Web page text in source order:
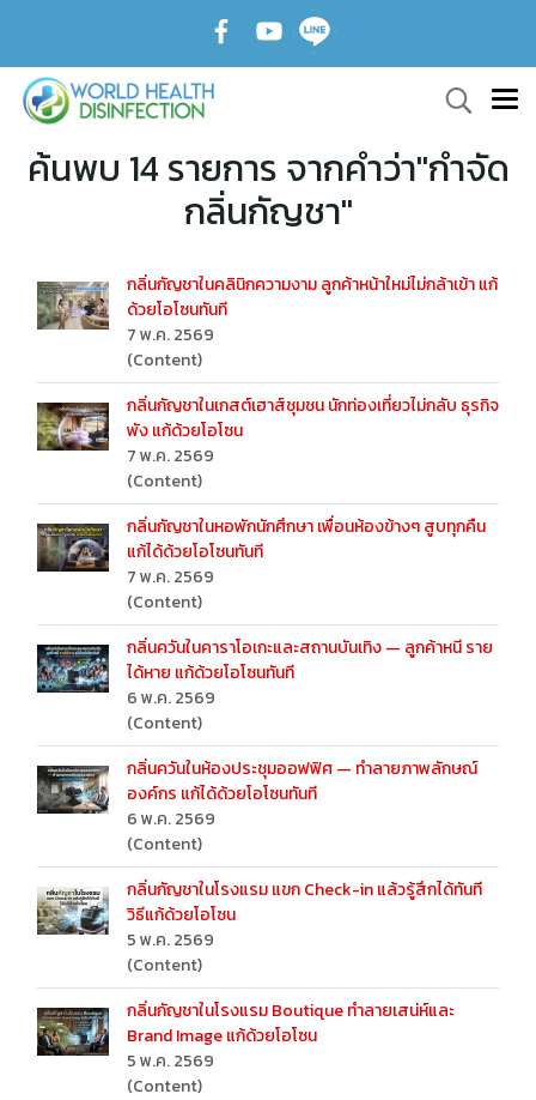
ค้นพบ 14 รายการ จากคำว่า"กำจัด
กลิ่นกัญชา"
กลิ่นกัญชาในคลินิกความงาม ลูกค้าหน้าใหม่ไม่กล้าเข้า แก้
ด้วยโอโซนทันที
7 พ.ค. 2569
(Content)
กลิ่นกัญชาในเกสต์เฮาส์ชุมชน นักท่องเที่ยวไม่กลับ ธุรกิจ
พัง แก้ด้วยโอโซน
7 พ.ค. 2569
(Content)
กลิ่นกัญชาในหอพักนักศึกษา เพื่อนห้องข้างๆ สูบทุกคืน
แก้ได้ด้วยโอโซนทันที
7 พ.ค. 2569
(Content)
กลิ่นควันในคาราโอเกะและสถานบันเทิง — ลูกค้าหนี ราย
ได้หาย แก้ด้วยโอโซนทันที
6 พ.ค. 2569
(Content)
กลิ่นควันในห้องประชุมออฟฟิศ — ทำลายภาพลักษณ์
องค์กร แก้ได้ด้วยโอโซนทันที
6 พ.ค. 2569
(Content)
กลิ่นกัญชาในโรงแรม แขก Check-in แล้วรู้สึกได้ทันที
วิธีแก้ด้วยโอโซน
5 พ.ค. 2569
(Content)
กลิ่นกัญชาในโรงแรม Boutique ทำลายเสน่ห์และ
Brand Image แก้ด้วยโอโซน
5 พ.ค. 2569
(Content)